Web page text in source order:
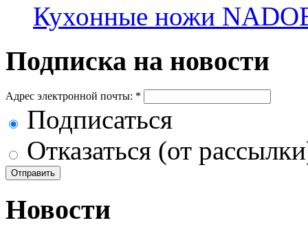
Кухонные ножи
Подписка на новости
Адрес электронной почты: *
Подписаться
Отказаться (от
Новости